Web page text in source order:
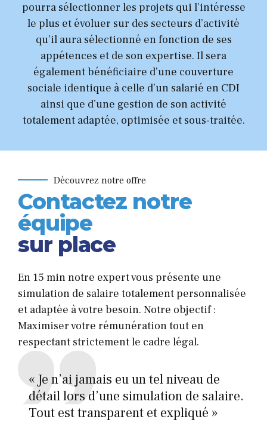
pourra sélectionner les projets qui l’intéresse
le plus et évoluer sur des secteurs d’activité
qu’il aura sélectionné en fonction de ses
appétences et de son expertise. Il sera
également bénéficiaire d’une couverture
sociale identique à celle d’un salarié en CDI
ainsi que d’une gestion de son activité
totalement adaptée, optimisée et sous-traitée.
Découvrez notre offre
Contactez notre
équipe
sur place
En 15 min notre expert vous présente une
simulation de salaire totalement personnalisée
et adaptée à votre besoin. Notre objectif :
Maximiser votre rémunération tout en
respectant strictement le cadre légal.
« Je n’ai jamais eu un tel niveau de
détail lors d’une simulation de salaire.
Tout est transparent et expliqué »